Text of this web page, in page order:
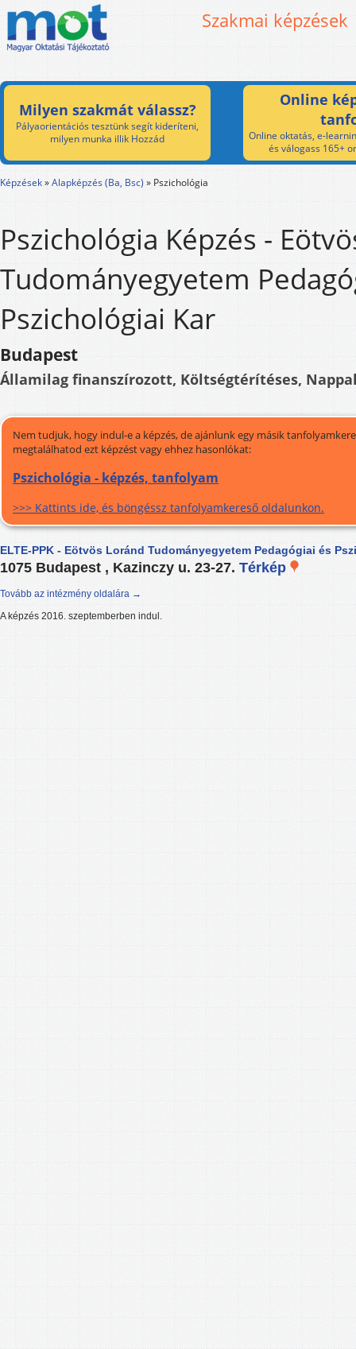
Szakmai képzések
Milyen szakmát válassz?
Pályaorientációs tesztünk segít kideríteni,
milyen munka illik Hozzád
Online
Online oktatás, e-
és válogass 165+
Képzések»Alapképzés (Ba, Bsc) » Pszichológia
Pszichológia Képzés -
Tudományegyetem
Pszichológiai Kar
Budapest
Államilag finanszírozott, Költségtérítéses,
Nem tudjuk, hogy indul-e a képzés, de ajánlunk egy másik
megtalálhatod ezt képzést vagy ehhez hasonlókat:
Pszichológia - képzés, tanfolyam
>>> Kattints ide, és böngéssz tanfolyamkereső oldalunkon.
ELTE-PPK - Eötvös Loránd Tudományegyetem Pedagógiai és
1075 Budapest , Kazinczy u. 23-27. Térkép
Tovább az intézmény oldalára →
A képzés 2016. szeptemberben indul.